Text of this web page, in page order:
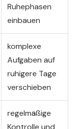
Ruhephasen
einbauen
komplexe
Aufgaben auf
ruhigere Tage
verschieben
regelmäßige